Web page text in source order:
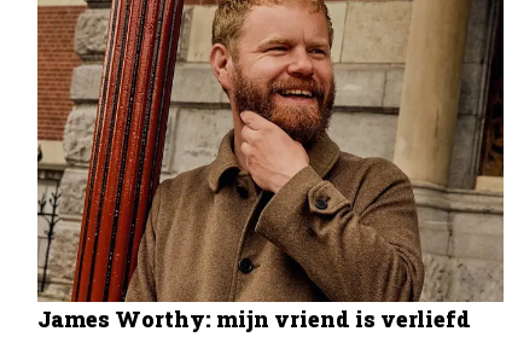
James Worthy: mijn vriend is verliefd